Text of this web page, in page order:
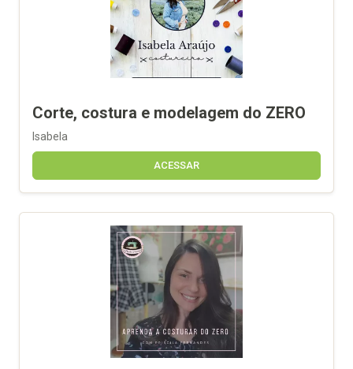
Corte, costura e modelagem do ZERO
Isabela
ACESSAR